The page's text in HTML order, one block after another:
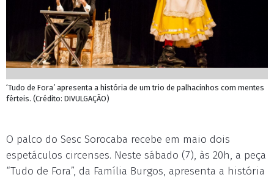
‘Tudo de Fora’ apresenta a história de um trio de palhacinhos com mentes
férteis. (Crédito: DIVULGAÇÃO)
O palco do Sesc Sorocaba recebe em maio dois
espetáculos circenses. Neste sábado (7), às 20h, a peça
“Tudo de Fora”, da Família Burgos, apresenta a história